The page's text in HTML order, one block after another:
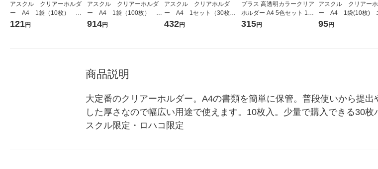
アスクル クリアーホルダ
ー A4 1袋（10枚） ス
タンダード ファイル オリ
121円
アスクル クリアーホルダ
ー A4 1袋（100枚） ス
タンダード ファイル（イ
914円
アスクル クリアホルダ
ー A4 1セット（30枚）
再生 ファイル オリジナ
432円
プラス 高透明カラークリア
ホルダー A4 5色セット 1袋
(10枚) ファイル 80160
315円
アスクル クリアー
ー A4 1袋(10枚)
ミースリム ファイル オリ
95円
商品説明
大定番のクリアーホルダー。A4の書類を簡単に保管。普段使いから提
した厚さなので幅広い用途で使えます。10枚入。少量で購入できる30
スクル限定・ロハコ限定